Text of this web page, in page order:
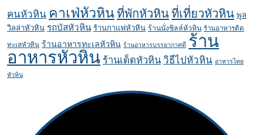
คนหัวหิน คาเฟ่หัวหินที่พักหัวหินที่เที่ยวหัวหิน พูล
วิลล่าหัวหิน รถบัสหัวหิน ร้านกาแฟหัวหิน ร้านนั่งชิลล์หัวหิน ร้านอาหารติด
ทะเลหัวหิน ร้านอาหารทะเลหัวหิน ร้านอาหารบรรยากาศดี ร้าน
อาหารหัวหิน ร้านเด็ดหัวหิน วิธีไปหัวหิน อาหารไทย
หัวหิน